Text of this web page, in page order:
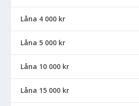
Låna 4 000 kr
Låna 5 000 kr
Låna 10 000 kr
Låna 15 000 kr